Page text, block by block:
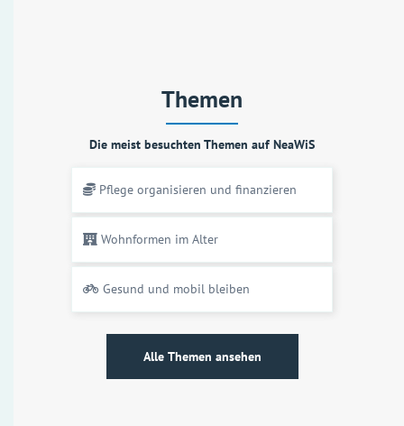
Themen
Die meist besuchten Themen auf NeaWiS
Pflege organisieren und finanzieren
Wohnformen im Alter
Gesund und mobil bleiben
Alle Themen ansehen